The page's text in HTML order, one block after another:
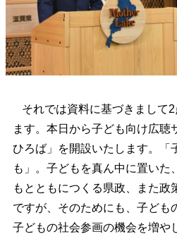
それでは資料に基づきまして
ます。本日から子ども向け広聴
ひろば」を開設いたします。「
も」。子どもを真ん中に置いた
もとともにつくる県政、また政
ですが、そのためにも、子ども
子どもの社会参画の機会を増や